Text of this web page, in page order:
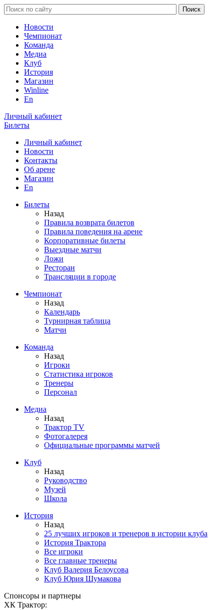
Новости
Чемпионат
Команда
Медиа
Клуб
История
Магазин
Winline
En
Личный кабинет
Билеты
Личный кабинет
Новости
Контакты
Об арене
Магазин
En
Билеты
Назад
Правила возврата билетов
Правила поведения на арене
Корпоративные билеты
Выездные матчи
Ложи
Ресторан
Трансляции в городе
Чемпионат
Назад
Календарь
Турнирная таблица
Матчи
Команда
Назад
Игроки
Статистика игроков
Тренеры
Персонал
Медиа
Назад
Трактор TV
Фотогалерея
Официальные программы матчей
Клуб
Назад
Руководство
Музей
Школа
История
Назад
25 лучших игроков и тренеров в истории клуба
История Трактора
Все игроки
Все главные тренеры
Клуб Валерия Белоусова
Клуб Юрия Шумакова
Спонсоры и партнеры
ХК Трактор: